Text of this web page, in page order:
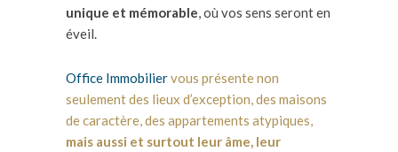
unique et mémorable, où vos sens seront en
éveil.
Office Immobiliervous présente non
seulement des lieux d’exception, des maisons
de caractère, des appartements atypiques,
mais aussi et surtout leur âme, leur